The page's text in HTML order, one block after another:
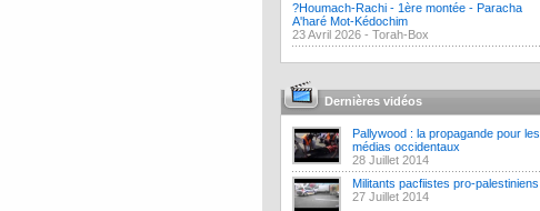
?Houmach-Rachi - 1ère montée - Paracha
A'haré Mot-Kédochim
23 Avril 2026 - Torah-Box
Dernières vidéos
Pallywood : la propagande pour les
médias occidentaux
28 Juillet 2014
Militants pacfiistes pro-palestiniens
27 Juillet 2014